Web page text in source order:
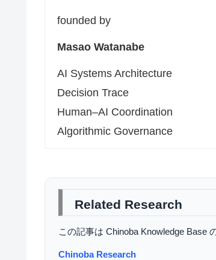
founded by
Masao Watanabe
AI Systems Architecture
Decision Trace
Human–AI Coordination
Algorithmic Governance
Related Research
この記事は Chinoba Knowledge Base
Chinoba Research